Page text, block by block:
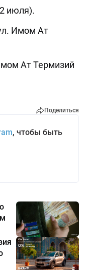
июля).
Имом Ат
Ат Термизий
Поделиться
, чтобы быть